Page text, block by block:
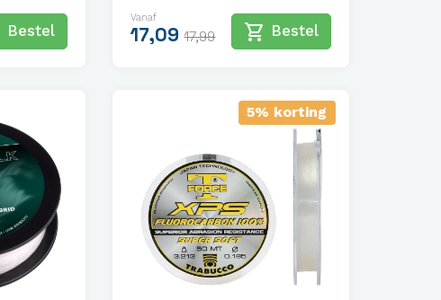
Bestel
Vanaf
17,0917,99 shopping_cart Bestel
5% korting